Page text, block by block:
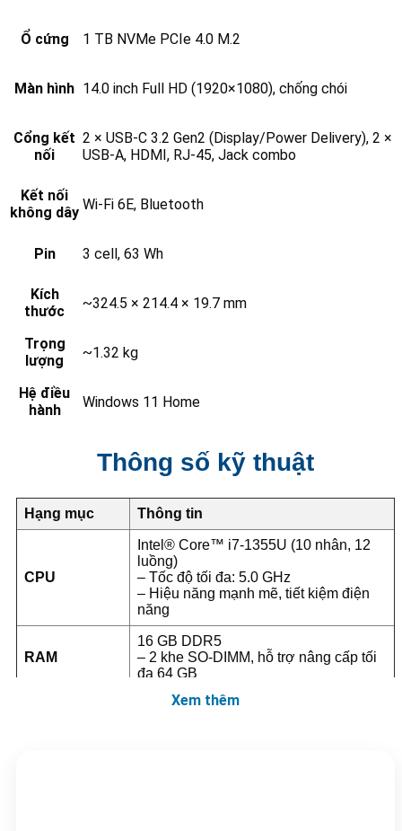
Ổ cứng 1 TB NVMe PCIe 4.0 M.2
Màn hình 14.0 inch Full HD (1920×1080), chống chói
Cổng kết
nối
2 × USB-C 3.2 Gen2 (Display/Power Delivery), 2 ×
USB-A, HDMI, RJ-45, Jack combo
Kết nối
không dây Wi-Fi 6E, Bluetooth
Pin 3 cell, 63 Wh
Kích
thước
~324.5 × 214.4 × 19.7 mm
Trọng
lượng
~1.32 kg
Hệ điều
hành
Windows 11 Home
Thông số kỹ thuật
Hạng mục Thông tin
CPU
Intel® Core™ i7-1355U (10 nhân, 12
luồng)
– Tốc độ tối đa: 5.0 GHz
– Hiệu năng mạnh mẽ, tiết kiệm điện
năng
RAM
16 GB DDR5
– 2 khe SO-DIMM, hỗ trợ nâng cấp tối
đa 64 GB
1 TB NVMe PCIe 4.0 M.2
Xem thêm